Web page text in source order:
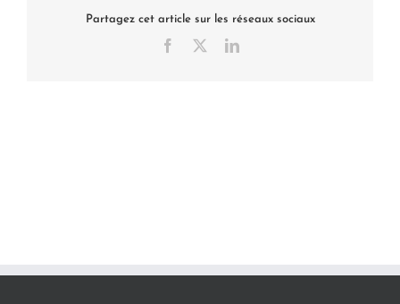
Partagez cet article sur les réseaux sociaux
Facebook LinkedIn